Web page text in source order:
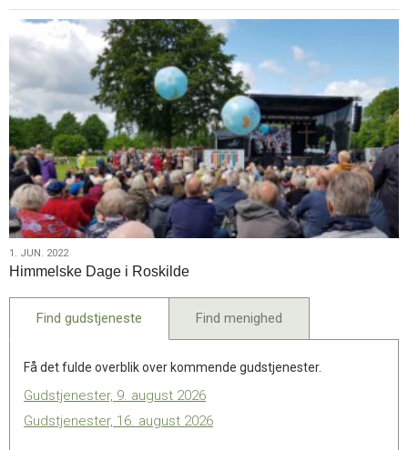
død2022
1.
jun.
2022
1. JUN. 2022
Himmelske Dage i Roskilde
Find gudstjeneste Find menighed
Få det fulde overblik over kommende gudstjenester.
Gudstjenester, 9. august 2026
Gudstjenester, 16. august 2026